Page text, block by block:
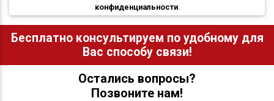
конфиденциальности.
Бесплатно консультируем по удобному для
Вас способу связи!
Остались вопросы?
Позвоните нам!